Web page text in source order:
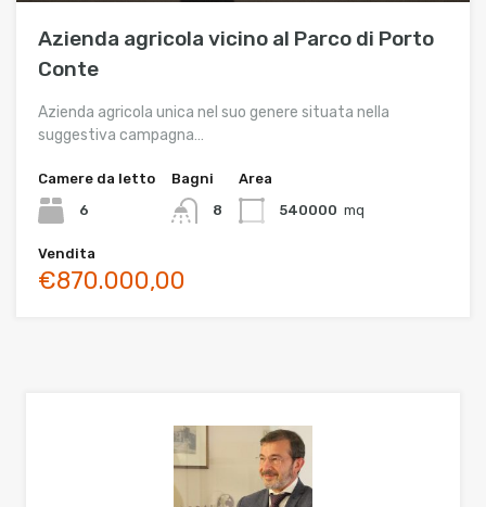
Azienda agricola vicino al Parco di Porto
Conte
Azienda agricola unica nel suo genere situata nella
suggestiva campagna…
Camere da letto
6
Bagni
8
Area
540000 mq
Vendita
€870.000,00